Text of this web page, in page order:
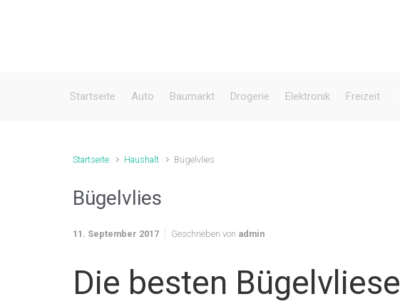
Startseite Auto Baumarkt Drogerie Elektronik Freizeit
Startseite Haushalt Bügelvlies
Bügelvlies
11. September 2017 Geschrieben von admin
Die besten Bügelvliese